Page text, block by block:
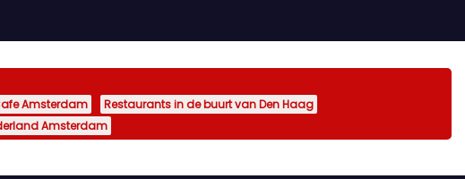
Amsterdam
Restaurants in de buurt van Den Haag
Amsterdam